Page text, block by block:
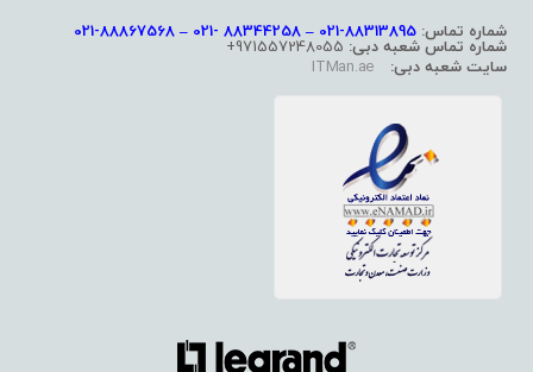
شماره تماس: 88313895-021 – 88344258 -021 – 88867568-021
شماره تماس شعبه دبی:
سایت شعبه دبی: ITMan.ae